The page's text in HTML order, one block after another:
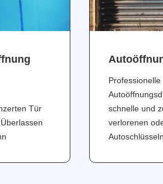
Tür
Professionelle
schnelle und
verlorenen
Autoschlüsseln